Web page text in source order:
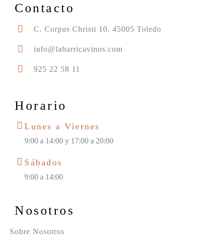
Contacto
C. Corpus Christi 10. 45005 Toledo
info@labarricavinos.com
925 22 58 11
Horario
Lunes a Viernes
9:00 a 14:00 y 17:00 a 20:00
Sábados
9:00 a 14:00
Nosotros
Sobre Nosotros